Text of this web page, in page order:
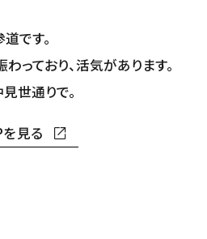
です。
っており、活気があります。
世通りで。
見る